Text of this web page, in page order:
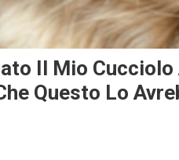
Il Mio Cucciolo
Questo Lo